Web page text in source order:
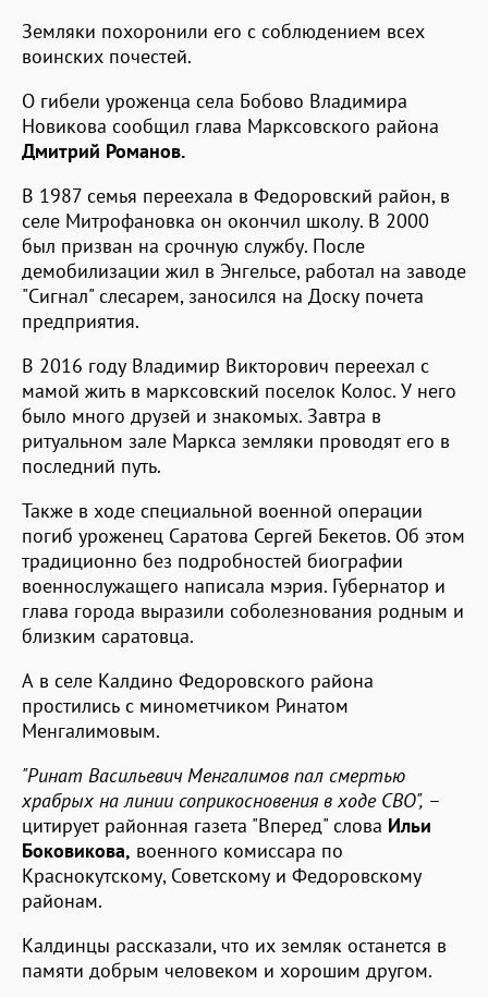
Земляки похоронили его с соблюдением всех
воинских почестей.
О гибели уроженца села Бобово Владимира
Новикова сообщил глава Марксовского района
Дмитрий Романов.
В 1987 семья переехала в Федоровский район, в
селе Митрофановка он окончил школу. В 2000
был призван на срочную службу. После
демобилизации жил в Энгельсе, работал на заводе
"Сигнал" слесарем, заносился на Доску почета
предприятия.
В 2016 году Владимир Викторович переехал с
мамой жить в марксовский поселок Колос. У него
было много друзей и знакомых. Завтра в
ритуальном зале Маркса земляки проводят его в
последний путь.
Также в ходе специальной военной операции
погиб уроженец Саратова Сергей Бекетов. Об этом
традиционно без подробностей биографии
военнослужащего написала мэрия. Губернатор и
глава города выразили соболезнования родным и
близким саратовца.
А в селе Калдино Федоровского района
простились с минометчиком Ринатом
Менгалимовым.
"Ринат Васильевич Менгалимов пал смертью
храбрых на линии соприкосновения в ходе СВО", –
цитирует районная газета "Вперед" слова Ильи
Боковикова, военного комиссара по
Краснокутскому, Советскому и Федоровскому
районам.
Калдинцы рассказали, что их земляк останется в
памяти добрым человеком и хорошим другом.